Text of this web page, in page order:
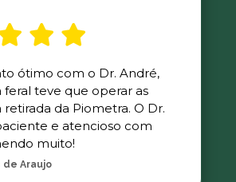
ótimo com o Dr. André,
feral teve que operar as
retirada da Piometra. O Dr.
e atencioso com
muito!
de Araujo